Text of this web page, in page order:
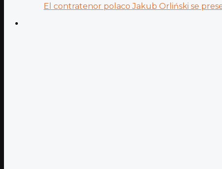
El contratenor polaco Jakub Orliński se